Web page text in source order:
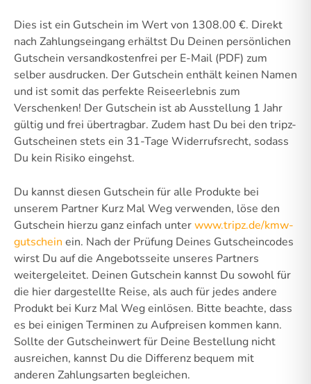
Dies ist ein Gutschein im Wert von 1308.00 €. Direkt
nach Zahlungseingang erhältst Du Deinen persönlichen
Gutschein versandkostenfrei per E-Mail (PDF) zum
selber ausdrucken. Der Gutschein enthält keinen Namen
und ist somit das perfekte Reiseerlebnis zum
Verschenken! Der Gutschein ist ab Ausstellung 1 Jahr
gültig und frei übertragbar. Zudem hast Du bei den tripz-
Gutscheinen stets ein 31-Tage Widerrufsrecht, sodass
Du kein Risiko eingehst.
Du kannst diesen Gutschein für alle Produkte bei
unserem Partner Kurz Mal Weg verwenden, löse den
Gutschein hierzu ganz einfach unterwww.tripz.de/kmw-
gutschein ein. Nach der Prüfung Deines Gutscheincodes
wirst Du auf die Angebotsseite unseres Partners
weitergeleitet. Deinen Gutschein kannst Du sowohl für
die hier dargestellte Reise, als auch für jedes andere
Produkt bei Kurz Mal Weg einlösen. Bitte beachte, dass
es bei einigen Terminen zu Aufpreisen kommen kann.
Sollte der Gutscheinwert für Deine Bestellung nicht
ausreichen, kannst Du die Differenz bequem mit
anderen Zahlungsarten begleichen.